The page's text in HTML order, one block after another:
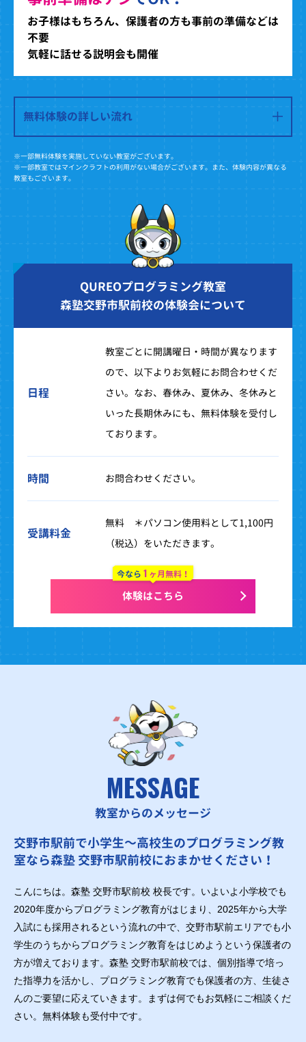
お子様はもちろん、保護者の方も事前の準備などは
不要
気軽に話せる説明会も開催
無料体験の詳しい流れ
※一部無料体験を実施していない教室がございます。
※一部教室ではマインクラフトの利用がない場合がございます。また、体験内容が異なる
教室もございます。
QUREOプログラミング教室
森塾交野市駅前校の体験会について
日程
教室ごとに開講曜日・時間が異なります
ので、以下よりお気軽にお問合わせくだ
さい。なお、春休み、夏休み、冬休みと
いった長期休みにも、無料体験を受付し
ております。
時間 お問合わせください。
受講料金
無料 ＊パソコン使用料として1,100円
（税込）をいただきます。
今なら 1 ヶ月無料！
体験はこちら
MESSAGE
教室からのメッセージ
交野市駅前で小学生～高校生のプログラミング教
室なら森塾 交野市駅前校におまかせください！
こんにちは。森塾 交野市駅前校 校長です。いよいよ小学校でも
2020年度からプログラミング教育がはじまり、2025年から大学
入試にも採用されるという流れの中で、交野市駅前エリアでも小
学生のうちからプログラミング教育をはじめようという保護者の
方が増えております。森塾 交野市駅前校では、個別指導で培っ
た指導力を活かし、プログラミング教育でも保護者の方、生徒さ
んのご要望に応えていきます。まずは何でもお気軽にご相談くだ
さい。無料体験も受付中です。